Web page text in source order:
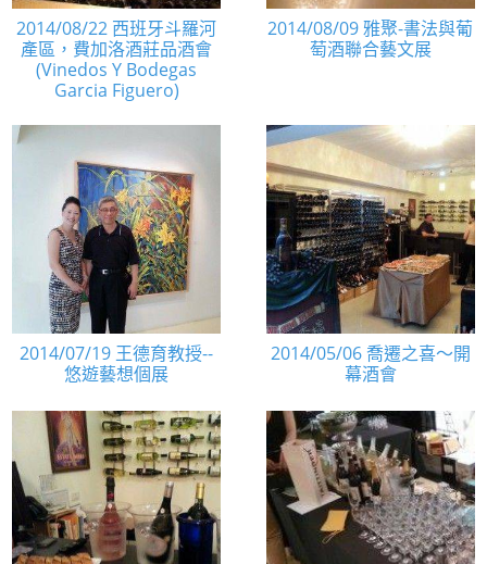
2014/08/22 西班牙斗羅河
產區，費加洛酒莊品酒會
(Vinedos Y Bodegas
Garcia Figuero)
2014/08/09 雅聚-書法與葡
萄酒聯合藝文展
2014/07/19 王德育教授--
悠遊藝想個展
2014/05/06 喬遷之喜～開
幕酒會